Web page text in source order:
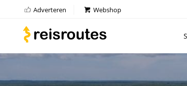
Adverteren Webshop